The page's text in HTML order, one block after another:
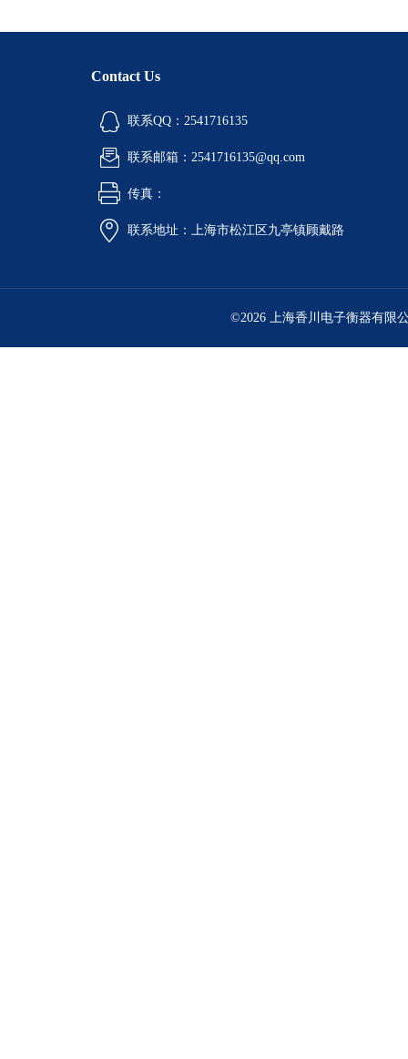
Contact Us
联系QQ：2541716135
联系邮箱：2541716135@qq.com
传真：
联系地址：上海市松江区九亭镇顾戴路
©2026 上海香川电子衡器有限